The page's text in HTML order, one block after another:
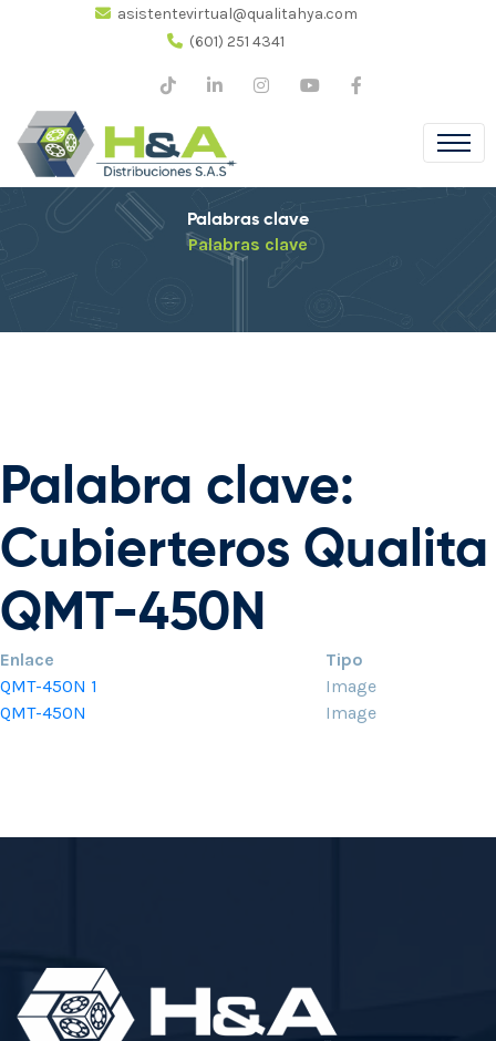
asistentevirtual@qualitahya.com
(601) 251 4341
Palabras clave
Palabras clave
Palabra clave:
Cubierteros Qualita
QMT-450N
Enlace
Tipo
QMT-450N 1
Image
QMT-450N
Image